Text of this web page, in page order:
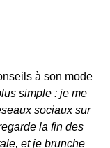
à son mode
simple : je me
sociaux sur
la fin des
et je brunche